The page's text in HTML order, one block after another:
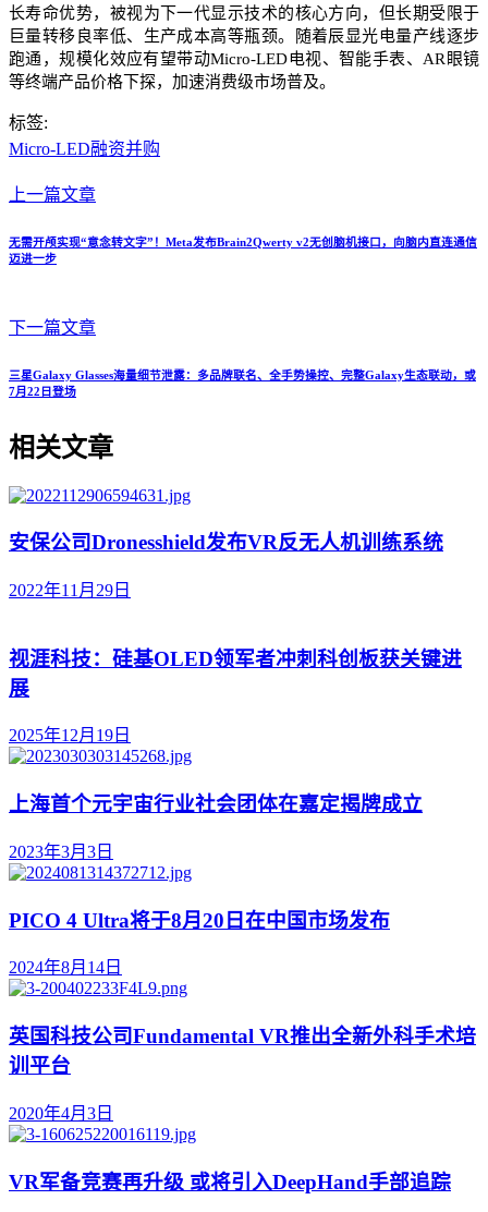
长寿命优势，被视为下一代显示技术的核心方向，但长期受限于
巨量转移良率低、生产成本高等瓶颈。随着辰显光电量产线逐步
跑通，规模化效应有望带动Micro-LED电视、智能手表、AR眼镜
等终端产品价格下探，加速消费级市场普及。
标签:
Micro-LED融资并购
上一篇文章
无需开颅实现“意念转文字”！Meta发布Brain2Qwerty v2无创脑机接口，向脑内直连通信
迈进一步
下一篇文章
三星Galaxy Glasses海量细节泄露：多品牌联名、全手势操控、完整Galaxy生态联动，或
7月22日登场
相关文章
安保公司Dronesshield发布VR反无人机训练系统
2022年11月29日
视涯科技：硅基OLED领军者冲刺科创板获关键进
展
2025年12月19日
上海首个元宇宙行业社会团体在嘉定揭牌成立
2023年3月3日
PICO 4 Ultra将于8月20日在中国市场发布
2024年8月14日
英国科技公司Fundamental VR推出全新外科手术培
训平台
2020年4月3日
VR军备竞赛再升级 或将引入DeepHand手部追踪